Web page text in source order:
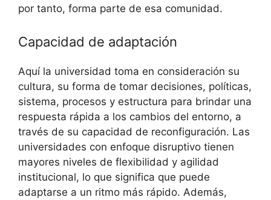
por tanto, forma parte de esa comunidad.
Capacidad de adaptación
Aquí la universidad toma en consideración su
cultura, su forma de tomar decisiones, políticas,
sistema, procesos y estructura para brindar una
respuesta rápida a los cambios del entorno, a
través de su capacidad de reconfiguración. Las
universidades con enfoque disruptivo tienen
mayores niveles de flexibilidad y agilidad
institucional, lo que significa que puede
adaptarse a un ritmo más rápido. Además,